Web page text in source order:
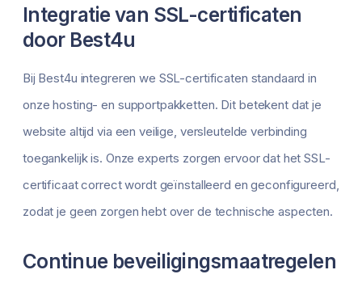
Integratie van SSL-certificaten
door Best4u
Bij Best4u integreren we SSL-certificaten standaard in
onze hosting- en supportpakketten. Dit betekent dat je
website altijd via een veilige, versleutelde verbinding
toegankelijk is. Onze experts zorgen ervoor dat het SSL-
certificaat correct wordt geïnstalleerd en geconfigureerd,
zodat je geen zorgen hebt over de technische aspecten.
Continue beveiligingsmaatregelen